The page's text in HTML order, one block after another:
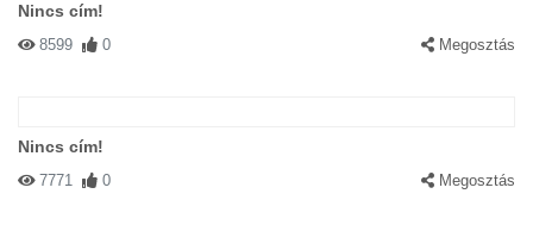
Nincs cím!
8599 0 Megosztás
Nincs cím!
7771 0 Megosztás